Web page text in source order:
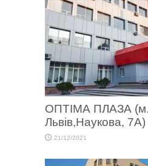
ОПТІМА ПЛАЗА (м.
Львів,Наукова, 7А)
21/12/2021